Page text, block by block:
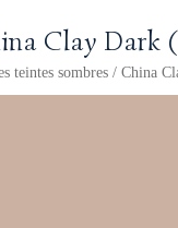
Clay Dark
teintes sombres/ China